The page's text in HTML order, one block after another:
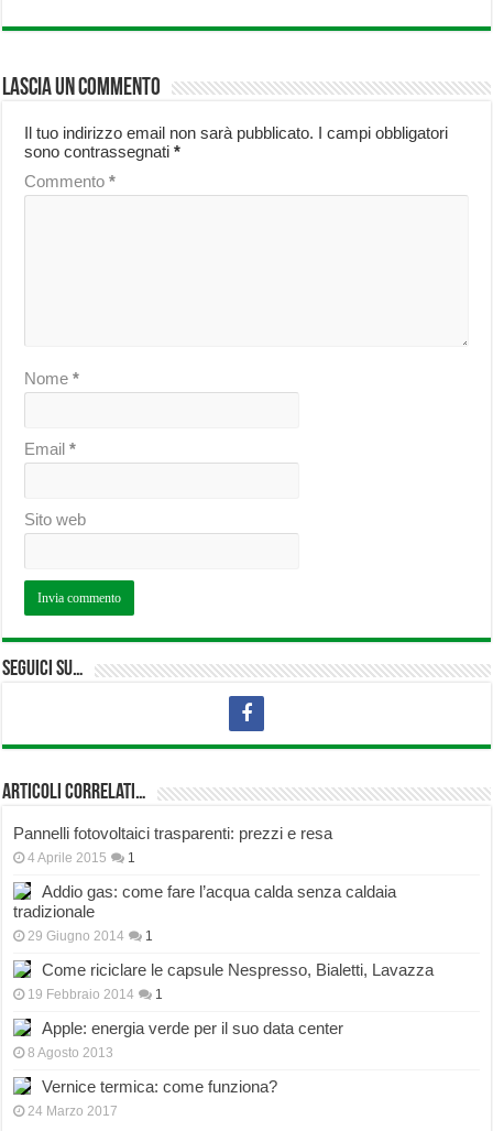
Lascia un commento
Il tuo indirizzo email non sarà pubblicato. I campi obbligatori
sono contrassegnati*
Commento*
Nome*
Email*
Sito web
Seguici su…
Articoli correlati…
Pannelli fotovoltaici trasparenti: prezzi e resa
4 Aprile 2015 1
Addio gas: come fare l’acqua calda senza caldaia
tradizionale
29 Giugno 2014 1
Come riciclare le capsule Nespresso, Bialetti, Lavazza
19 Febbraio 2014 1
Apple: energia verde per il suo data center
8 Agosto 2013
Vernice termica: come funziona?
24 Marzo 2017